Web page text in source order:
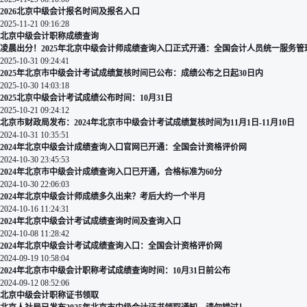
2026北京中级会计报名时间及报名入口
2025-11-21 09:16:28
北京中级会计职称成绩查询
凌晨出分！2025年北京中级会计师成绩查询入口正式开通：全国会计人员统一服务管
2025-10-31 09:24:41
2025年北京市中级会计考试成绩复核时间已公布：成绩公布之日起30日内
2025-10-30 14:03:18
2025北京中级会计考试成绩公布时间：10月31日
2025-10-21 09:24:12
北京市财政局发布：2024年北京市中级会计考试成绩复核时间为11月1日-11月10日
2024-10-31 10:35:51
2024年北京中级会计成绩查询入口官网已开通：全国会计资格评价网
2024-10-30 23:45:53
2024年北京市中级会计成绩查询入口已开通，合格标准为60分
2024-10-30 22:06:03
2024年北京中级会计师成绩多久出来？考后大约一个半月
2024-10-16 11:24:31
2024年北京中级会计考试成绩查询时间及查询入口
2024-10-08 11:28:42
2024年北京中级会计考试成绩查询入口：全国会计资格评价网
2024-09-19 10:58:04
2024年北京市中级会计职称考试成绩查询时间：10月31日前公布
2024-09-12 08:52:06
北京中级会计职称证书领取